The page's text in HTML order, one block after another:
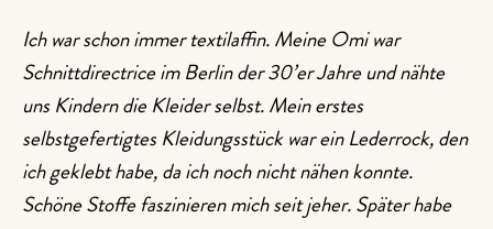
Ich war schon immer textilaffin. Meine Omi war
Schnittdirectrice im Berlin der 30’er Jahre und nähte
uns Kindern die Kleider selbst. Mein erstes
selbstgefertigtes Kleidungsstück war ein Lederrock, den
ich geklebt habe, da ich noch nicht nähen konnte.
Schöne Stoffe faszinieren mich seit jeher. Später habe